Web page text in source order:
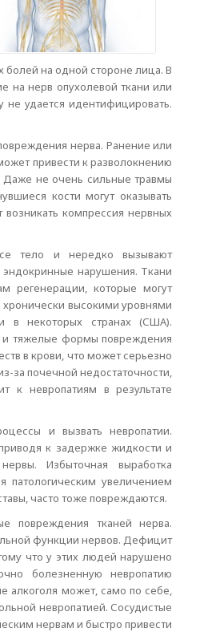
болей на одной стороне лица. В
на нерв опухолевой ткани или
не удается идентифицировать.
нерва. Ранение или
привести к разволокнению
Даже не очень сильные травмы
кости могут оказывать
компрессия нервных
тело и нередко вызывают
эндокринные нарушения. Ткани
регенерации, которые могут
высокими уровнями
в некоторых странах (США).
и тяжелые формы повреждения
в крови, что может серьезно
за почечной недостаточности,
к невропатиям в результате
и вызвать невропатии.
к задержке жидкости и
Избыточная выработка
патологическим увеличением
часто тоже повреждаются.
повреждения тканей нерва.
функции нервов. Дефицит
что у этих людей нарушено
болезненную невропатию
алкоголя может, само по себе,
невропатией. Сосудистые
нервам и быстро привести